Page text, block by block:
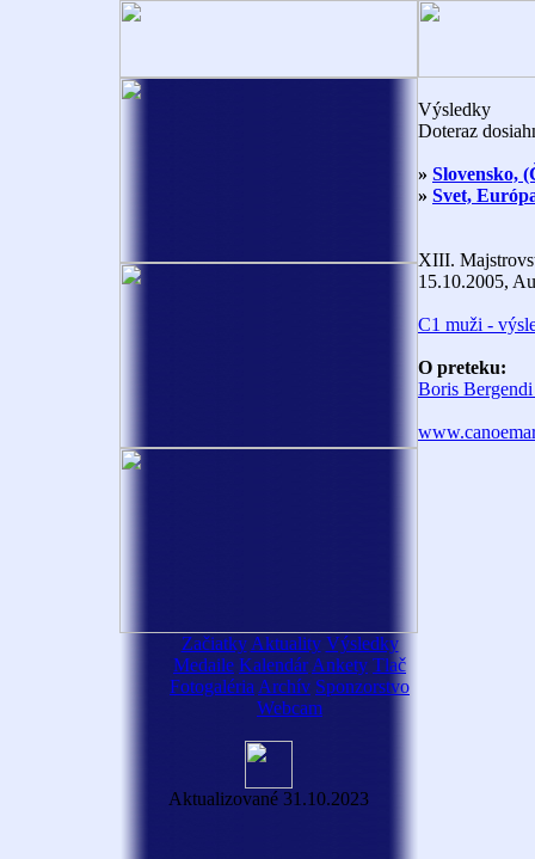
Začiatky Aktuality Výsledky
Medaile Kalendár Ankety Tlač
Fotogaléria Archív Sponzorstvo
Webcam
Aktualizované 31.10.2023
Výsledky
Doteraz
» Slovensko,
» Svet,
XIII.
15.10.2005,
C1 muži -
O preteku:
Boris